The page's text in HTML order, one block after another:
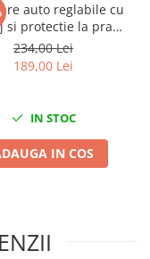
auto reglabile cu
si protectie la prag
3T
234,00 Lei
189,00 Lei
IN STOC
IN COS